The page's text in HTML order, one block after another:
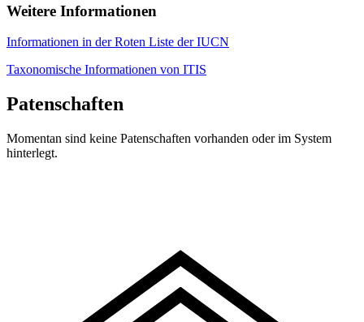
Weitere Informationen
Informationen in der Roten Liste der IUCN
Taxonomische Informationen von ITIS
Patenschaften
Momentan sind keine Patenschaften vorhanden oder im System
hinterlegt.